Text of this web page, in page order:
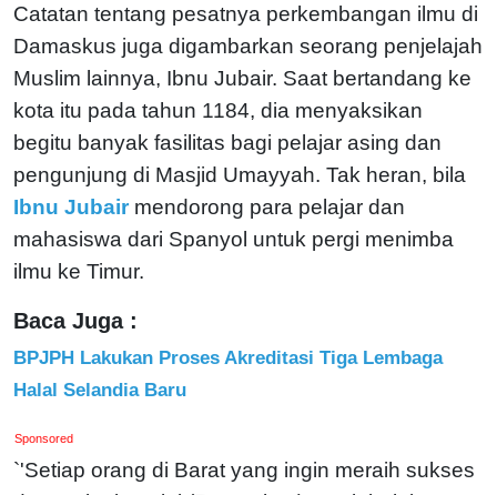
Catatan tentang pesatnya perkembangan ilmu di
Damaskus juga digambarkan seorang penjelajah
Muslim lainnya, Ibnu Jubair. Saat bertandang ke
kota itu pada tahun 1184, dia menyaksikan
begitu banyak fasilitas bagi pelajar asing dan
pengunjung di Masjid Umayyah. Tak heran, bila
Ibnu Jubair mendorong para pelajar dan
mahasiswa dari Spanyol untuk pergi menimba
ilmu ke Timur.
Baca Juga :
BPJPH Lakukan Proses Akreditasi Tiga Lembaga
Halal Selandia Baru
Sponsored
`'Setiap orang di Barat yang ingin meraih sukses